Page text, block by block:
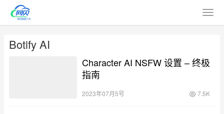
Botify AI
Character AI NSFW 设置 – 终极
指南
2023年07月5号 7.5K